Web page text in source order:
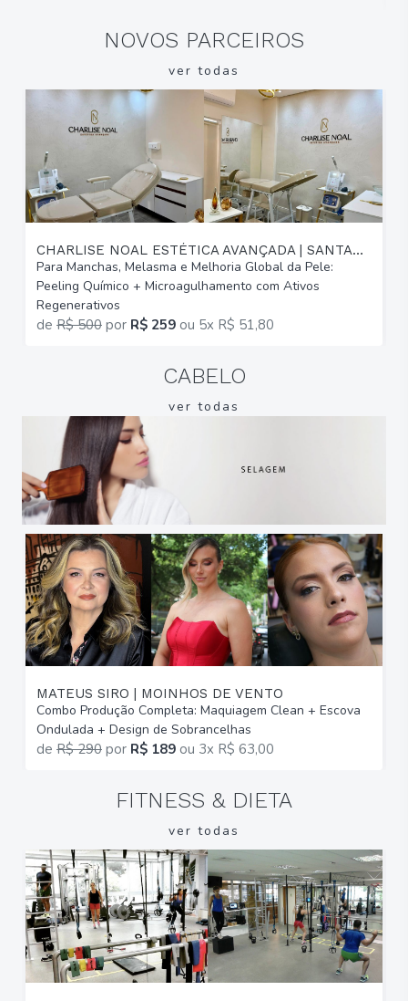
NOVOS PARCEIROS
ver todas
CHARLISE NOAL ESTÉTICA AVANÇADA | SANTANA
Para Manchas, Melasma e Melhoria Global da Pele:
Peeling Químico + Microagulhamento com Ativos
Regenerativos
de R$ 500 por R$ 259 ou 5x R$ 51,80
CABELO
ver todas
MATEUS SIRO | MOINHOS DE VENTO
Combo Produção Completa: Maquiagem Clean + Escova
Ondulada + Design de Sobrancelhas
de R$ 290 por R$ 189 ou 3x R$ 63,00
FITNESS & DIETA
ver todas